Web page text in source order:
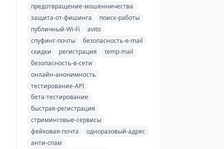
предотвращение-мошенничества
защита-от-фишинга
поиск-работы
публичный-Wi-Fi
avito
спуфинг-почты
безопасность-e-mail
скидки
регистрация
temp-mail
безопасность-в-сети
онлайн-анонимность
тестирование-API
бета-тестирование
быстрая-регистрация
стриминговые-сервисы
фейковая-почта
одноразовый-адрес
анти-спам